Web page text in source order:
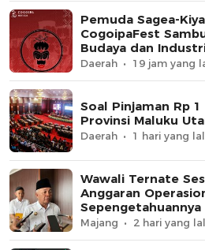
Pemuda Sagea-
CogoipaFest
Budaya dan
Daerah 19 jam yang
Soal Pinjaman Rp
Provinsi Maluku
Daerah 1 hari yang
Wawali Ternate
Anggaran
Sepengetahuannya
Majang 2 hari yang